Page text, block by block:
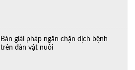
Bàn giải pháp ngăn chặn dịch bệnh
trên đàn vật nuôi